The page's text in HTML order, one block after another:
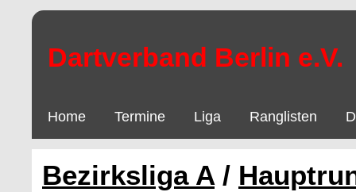
Dartverband Berlin e.V.
Home Termine Liga Ranglisten
Bezirksliga A /